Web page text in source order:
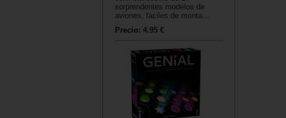
sorprendentes modelos de
aviones, fáciles de monta...
Precio: 4.95 €